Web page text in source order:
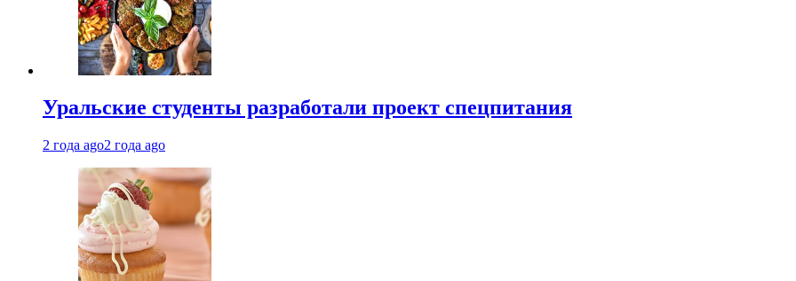
Уральские студенты разработали проект спецпитания
2 года ago2 года ago